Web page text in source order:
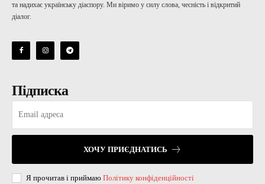
та надихає українську діаспору. Ми віримо у силу слова, чесність і відкритий
діалог.
Підписка
ХОЧУ ПРИЄДНАТИСЬ
Я прочитав і приймаю Політику конфіденційності